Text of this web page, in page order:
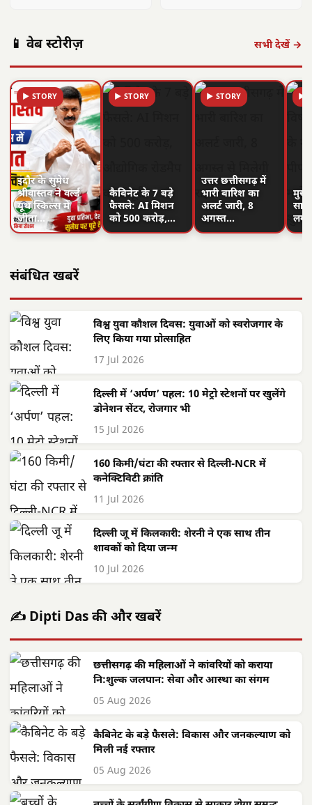
📱 वेब स्टोरीज़ सभी देखें →
▶ STORY
इंदौर के सुमेध
श्रीवास्तव ने वर्ल्ड
यूथ स्किल्स में
जीता…
▶ STORY
कैबिनेट के 7 बड़े
फैसले: AI मिशन
को 500 करोड़,…
▶ STORY
उत्तर छत्तीसगढ़ में
भारी बारिश का
अलर्ट जारी, 8
अगस्त…
▶
संबंधित खबरें
विश्व युवा कौशल दिवस: युवाओं को स्वरोजगार के
लिए किया गया प्रोत्साहित
17 Jul 2026
दिल्ली में ‘अर्पण’ पहल: 10 मेट्रो स्टेशनों पर खुलेंगे
डोनेशन सेंटर, रोजगार भी
15 Jul 2026
160 किमी/घंटा की रफ्तार से दिल्ली-NCR में
कनेक्टिविटी क्रांति
11 Jul 2026
दिल्ली जू में किलकारी: शेरनी ने एक साथ तीन
शावकों को दिया जन्म
10 Jul 2026
✍️ Dipti Das की और खबरें
छत्तीसगढ़ की महिलाओं ने कांवरियों को कराया
नि:शुल्क जलपान: सेवा और आस्था का संगम
05 Aug 2026
कैबिनेट के बड़े फैसले: विकास और जनकल्याण को
मिली नई रफ्तार
05 Aug 2026